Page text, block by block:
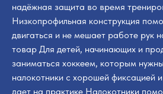
надёжная защита во время
Низкопрофильная конструкция
двигаться и не мешает работе рук
товар Для детей, начинающих и
заниматься хоккеем, которым
налокотники с хорошей фиксацией
дает на практике Налокотники